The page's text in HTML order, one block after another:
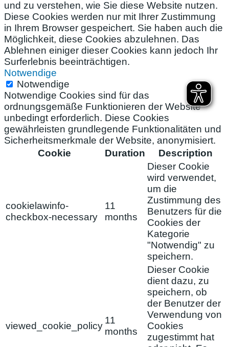
und zu verstehen, wie Sie diese Website nutzen.
Diese Cookies werden nur mit Ihrer Zustimmung
in Ihrem Browser gespeichert. Sie haben auch die
Möglichkeit, diese Cookies abzulehnen. Das
Ablehnen einiger dieser Cookies kann jedoch Ihr
Surferlebnis beeinträchtigen.
Notwendige
Notwendige
Notwendige Cookies sind für das
ordnungsgemäße Funktionieren der Website
unbedingt erforderlich. Diese Cookies
gewährleisten grundlegende Funktionalitäten und
Sicherheitsmerkmale der Website, anonymisiert.
Cookie
Duration Description
cookielawinfo-
checkbox-necessary
11
months
Dieser Cookie
wird verwendet,
um die
Zustimmung des
Benutzers für die
Cookies der
Kategorie
"Notwendig" zu
speichern.
viewed_cookie_policy
11
months
Dieser Cookie
dient dazu, zu
speichern, ob
der Benutzer der
Verwendung von
Cookies
zugestimmt hat